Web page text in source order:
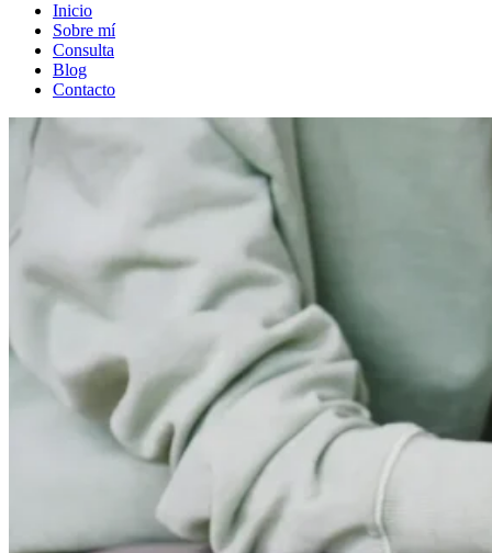
Inicio
Sobre mí
Consulta
Blog
Contacto